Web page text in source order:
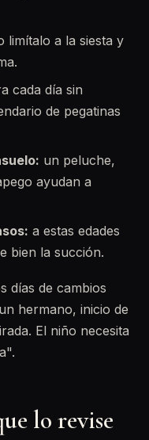
limítalo a la siesta y
cada día sin
de pegatinas
un peluche,
ayudan a
a estas edades
bien la succión.
días de cambios
hermano, inicio de
El niño necesita
lo revise